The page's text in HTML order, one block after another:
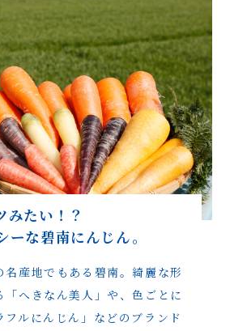
みたい！？
ーな碧南にんじん。
名産地でもある碧南。綺麗な形
「へきなん美人」や、色ごとに
フルにんじん」などのブランド